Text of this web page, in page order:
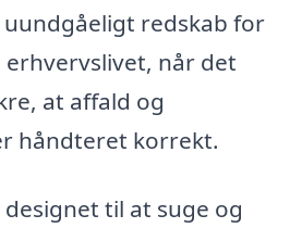
redskab for
når det
at affald og
håndteret korrekt.
til at suge og